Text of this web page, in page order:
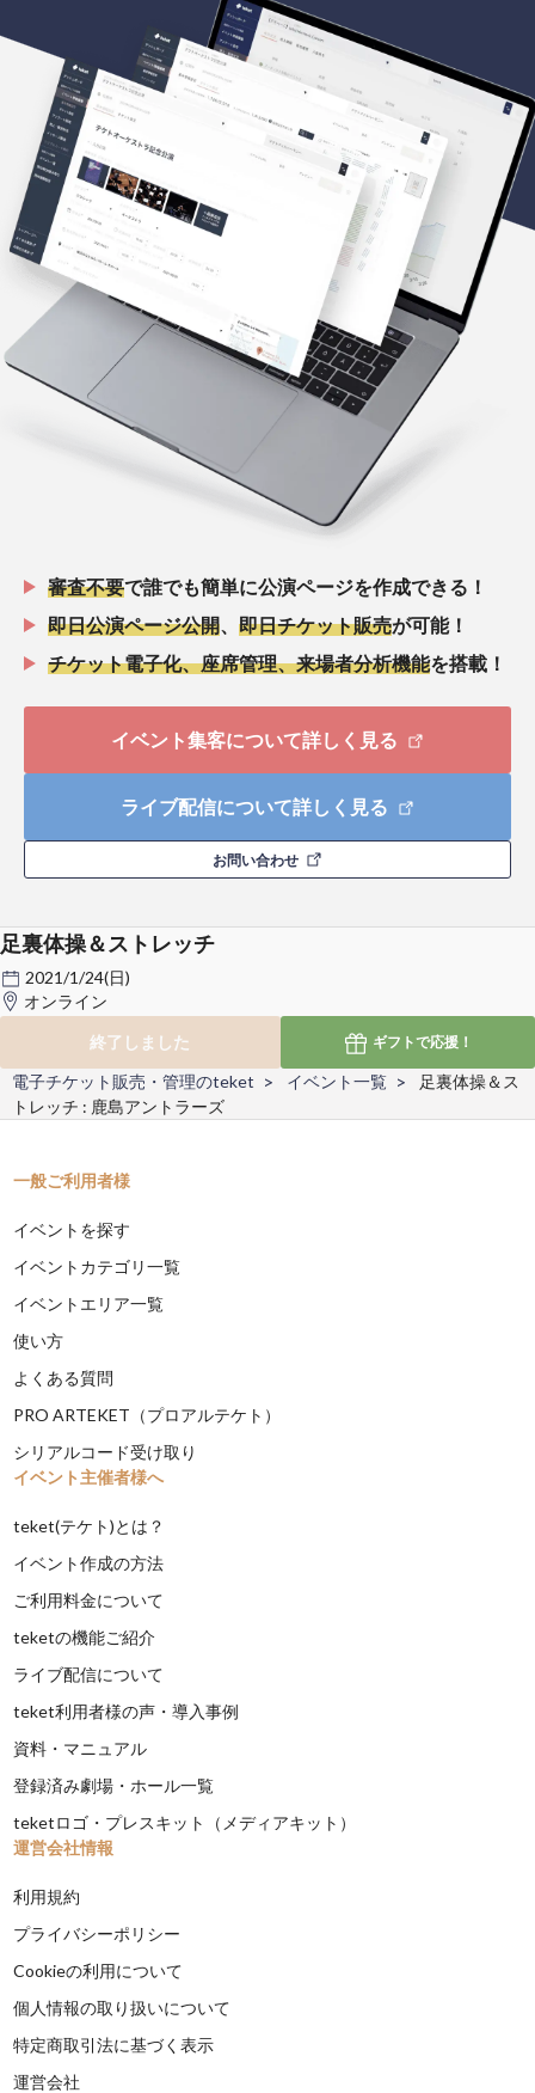
審査不要で誰でも簡単に公演ページを作成できる！
即日公演ページ公開
即日チケット販売が可能！
チケット電子化、座席管理、来場者分析機能を搭載！
イベント集客について詳しく見る
ライブ配信について詳しく見る
お問い合わせ
足裏体操＆ストレッチ
2021/1/24(日)
オンライン
終了しました
ギフトで応援！
電子チケット販売・管理のteket イベント一覧
足裏体操＆ス
トレッチ : 鹿島アントラーズ
一般ご利用者様
イベントを探す
イベントカテゴリ一覧
イベントエリア一覧
使い方
よくある質問
PRO ARTEKET（プロアルテケト）
シリアルコード受け取り
イベント主催者様へ
teket(テケト)とは？
イベント作成の方法
ご利用料金について
teketの機能ご紹介
ライブ配信について
teket利用者様の声・導入事例
資料・マニュアル
登録済み劇場・ホール一覧
teketロゴ・プレスキット（メディアキット）
運営会社情報
利用規約
プライバシーポリシー
Cookieの利用について
個人情報の取り扱いについて
特定商取引法に基づく表示
運営会社